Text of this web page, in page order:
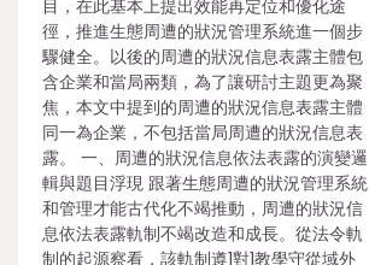
目，在此基本上提出效能再定位和優化途
徑，推進生態周遭的狀況管理系統進一個步
驟健全。以後的周遭的狀況信息表露主體包
含企業和當局兩類，為了讓研討主題更為聚
焦，本文中提到的周遭的狀況信息表露主體
同一為企業，不包括當局周遭的狀況信息表
露。 一、周遭的狀況信息依法表露的演變邏
輯與題目浮現 跟著生態周遭的狀況管理系統
和管理才能古代化不竭推動，周遭的狀況信
息依法表露軌制不竭改造和成長。從法令軌
制的起源察看，該軌制遵1對1教學守從域外